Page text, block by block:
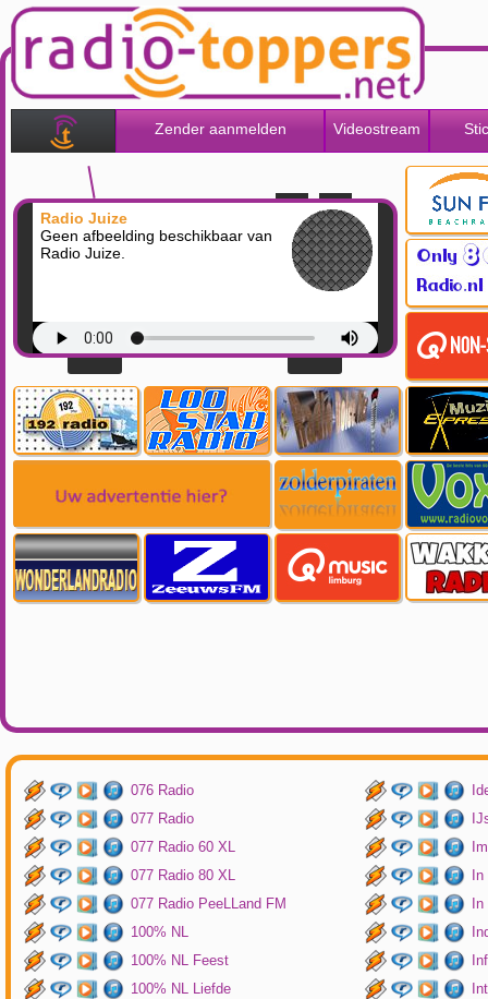
Zender aanmelden Videostream
Radio Juize
Geen afbeelding beschikbaar van
Radio Juize.
076 Radio
077 Radio
077 Radio 60 XL
077 Radio 80 XL
077 Radio PeeLLand FM
100% NL
100% NL Feest
100% NL Liefde